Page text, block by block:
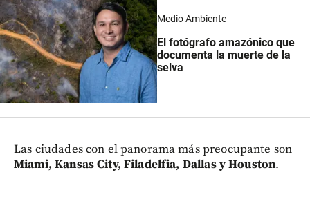
Medio Ambiente
El fotógrafo amazónico que
documenta la muerte de la
selva
Las ciudades con el panorama más preocupante son
Miami, Kansas City, Filadelfia, Dallas y Houston.